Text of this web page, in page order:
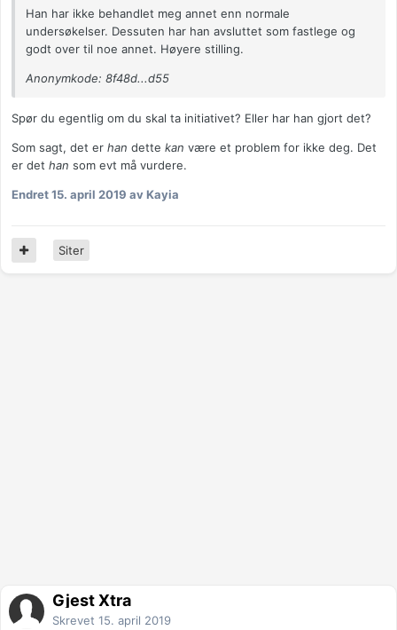
Han har ikke behandlet meg annet enn normale
undersøkelser. Dessuten har han avsluttet som fastlege og
godt over til noe annet. Høyere stilling.
Anonymkode: 8f48d...d55
Spør du egentlig om du skal ta initiativet? Eller har han gjort det?
Som sagt, det er han dette kan være et problem for ikke deg. Det
er det han som evt må vurdere.
Endret15. april 2019 av Kayia
Siter
Gjest Xtra
Skrevet 15. april 2019